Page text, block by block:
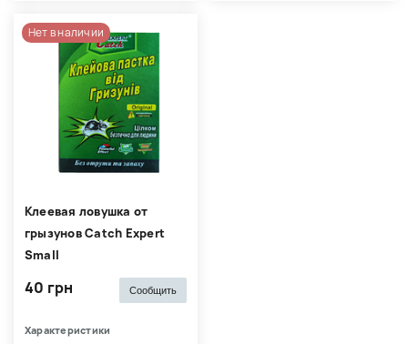
Нет в наличии
Клеевая ловушка от
грызунов Catch Expert
Small
40 грн Сообщить
Характеристики